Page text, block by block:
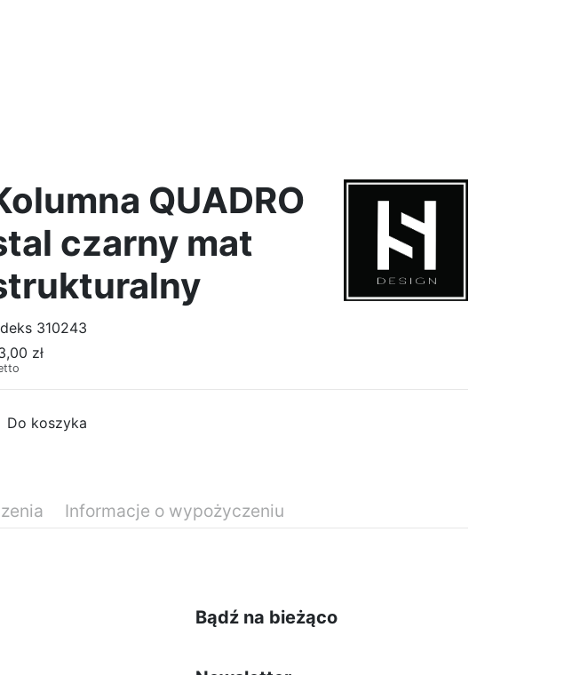
QUADRO
czarny mat
310243
zł
Do koszyka
Informacje o wypożyczeniu
862,00 zł
Bądź na bieżąco